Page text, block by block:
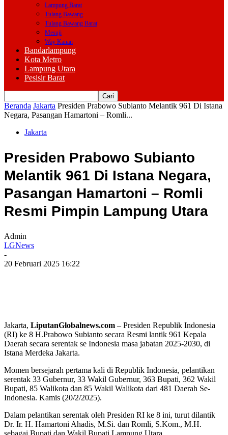
Lampung Barat
Tulang Bawang
Tulang Bawang Barat
Mesuji
Way Kanan
Bandarlampung
Kota Metro
Lampung Utara
Pesisir Barat
Beranda Jakarta Presiden Prabowo Subianto Melantik 961 Di Istana
Negara, Pasangan Hamartoni – Romli...
Jakarta
Presiden Prabowo Subianto
Melantik 961 Di Istana Negara,
Pasangan Hamartoni – Romli
Resmi Pimpin Lampung Utara
Admin
LGNews
-
20 Februari 2025 16:22
Jakarta, LiputanGlobalnews.com – Presiden Republik Indonesia
(RI) ke 8 H.Prabowo Subianto secara Resmi lantik 961 Kepala
Daerah secara serentak se Indonesia masa jabatan 2025-2030, di
Istana Merdeka Jakarta.
Momen bersejarah pertama kali di Republik Indonesia, pelantikan
serentak 33 Gubernur, 33 Wakil Gubernur, 363 Bupati, 362 Wakil
Bupati, 85 Walikota dan 85 Wakil Walikota dari 481 Daerah Se-
Indonesia. Kamis (20/2/2025).
Dalam pelantikan serentak oleh Presiden RI ke 8 ini, turut dilantik
Dr. Ir. H. Hamartoni Ahadis, M.Si. dan Romli, S.Kom., M.H.